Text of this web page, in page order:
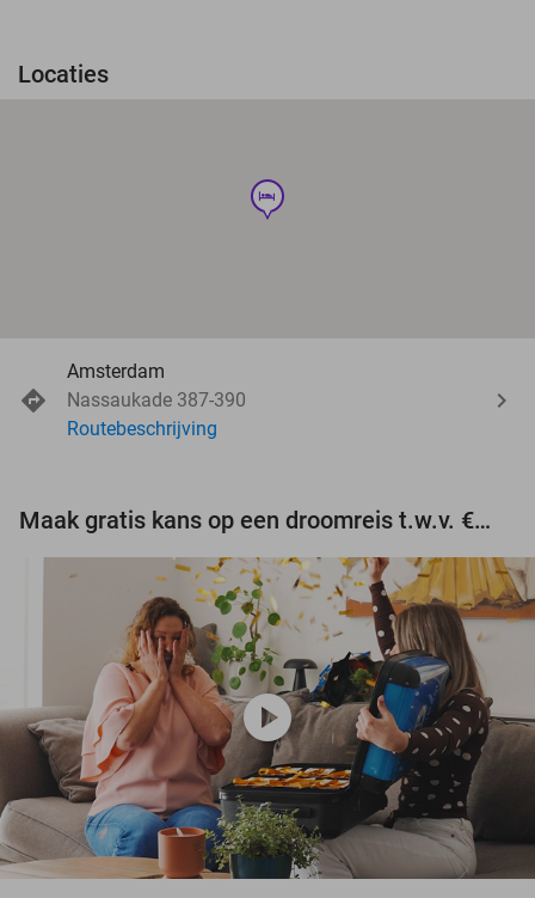
Locaties
hotel
Amsterdam
Nassaukade 387-390
Routebeschrijving
Maak gratis kans op een droomreis t.w.v. €3.000!
play_circle